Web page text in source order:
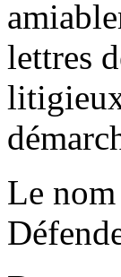
lettres
Le